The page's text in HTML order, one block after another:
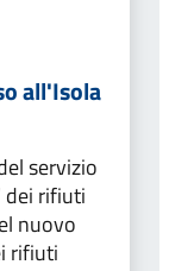
all'Isola
servizio
dei rifiuti
nuovo
rifiuti